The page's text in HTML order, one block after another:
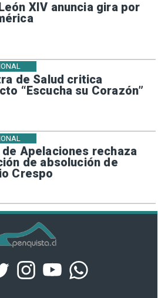
XIV anuncia gira por
de Salud critica
“Escucha su Corazón”
Apelaciones rechaza
de absolución de
Crespo